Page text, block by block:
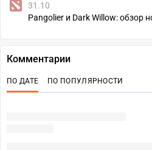
31.10
Pangolier и Dark Willow: обзор
Комментарии
ПО ДАТЕ ПО ПОПУЛЯРНОСТИ